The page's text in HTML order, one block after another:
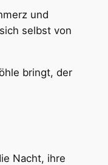
und
selbst von
bringt, der
Nacht, ihre